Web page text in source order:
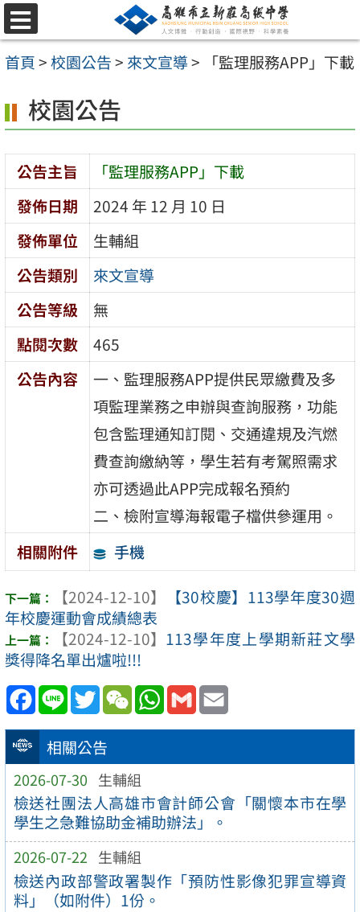
跳
至
主
內
容
選
單
首頁>校園公告> 來文宣導> 「監理服務APP」下載
相關公告
2026-07-30 生輔組
檢送社團法人高雄市會計師公會「關懷本市在學
學生之急難協助金補助辦法」。
2026-07-22 生輔組
檢送內政部警政署製作「預防性影像犯罪宣導資
料」（如附件）1份。
校園公告
公告主旨
「監理服務APP」下載
發佈日期
2024 年 12 月 10 日
發佈單位
生輔組
公告類別
來文宣導
公告等級
無
點閱次數
465
公告內容
一、監理服務APP提供民眾繳費及多
項監理業務之申辦與查詢服務，功能
包含監理通知訂閱、交通違規及汽燃
費查詢繳納等，學生若有考駕照需求
亦可透過此APP完成報名預約
二、檢附宣導海報電子檔供參運用。
相關附件
手機
【2024-12-10】
【30校慶】113學年度30週
年校慶運動會成績總表
【2024-12-10】 113學年度上學期新莊文學
獎得降名單出爐啦!!!
Facebook
Line TwitterWeChatWhatsApp
Gmail